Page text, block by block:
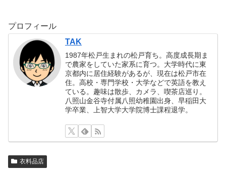
プロフィール
TAK
1987年松戸生まれの松戸育ち。高度成長期ま
で農家をしていた家系に育つ。大学時代に東
京都内に居住経験があるが、現在は松戸市在
住。高校・専門学校・大学などで英語を教え
ている。趣味は散歩、カメラ、喫茶店巡り。
八照山金谷寺付属八照幼稚園出身、早稲田大
学卒業、上智大学大学院博士課程退学。
衣料品店